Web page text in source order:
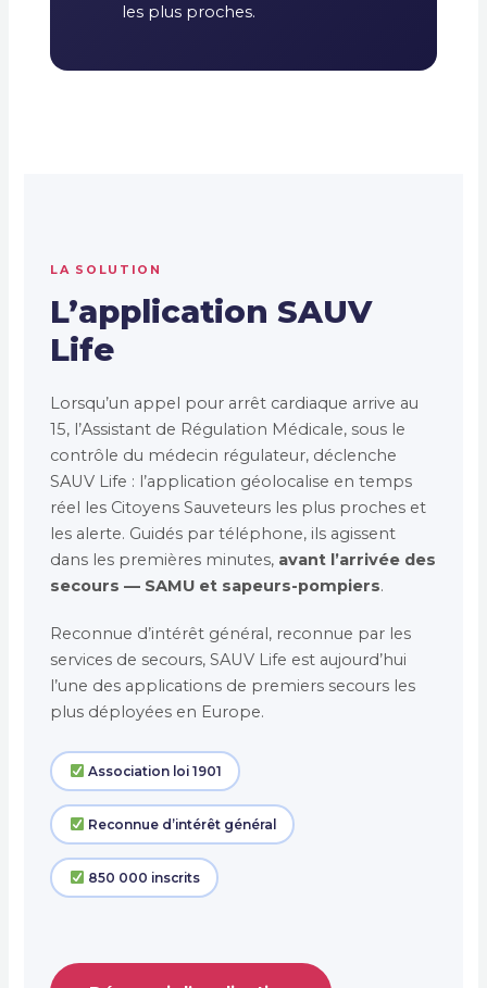
les plus proches.
LA SOLUTION
L’application SAUV
Life
Lorsqu’un appel pour arrêt cardiaque arrive au
15, l’Assistant de Régulation Médicale, sous le
contrôle du médecin régulateur, déclenche
SAUV Life : l’application géolocalise en temps
réel les Citoyens Sauveteurs les plus proches et
les alerte. Guidés par téléphone, ils agissent
dans les premières minutes, avant l’arrivée des
secours — SAMU et sapeurs-pompiers.
Reconnue d’intérêt général, reconnue par les
services de secours, SAUV Life est aujourd’hui
l’une des applications de premiers secours les
plus déployées en Europe.
Association loi 1901
Reconnue d’intérêt général
850 000 inscrits